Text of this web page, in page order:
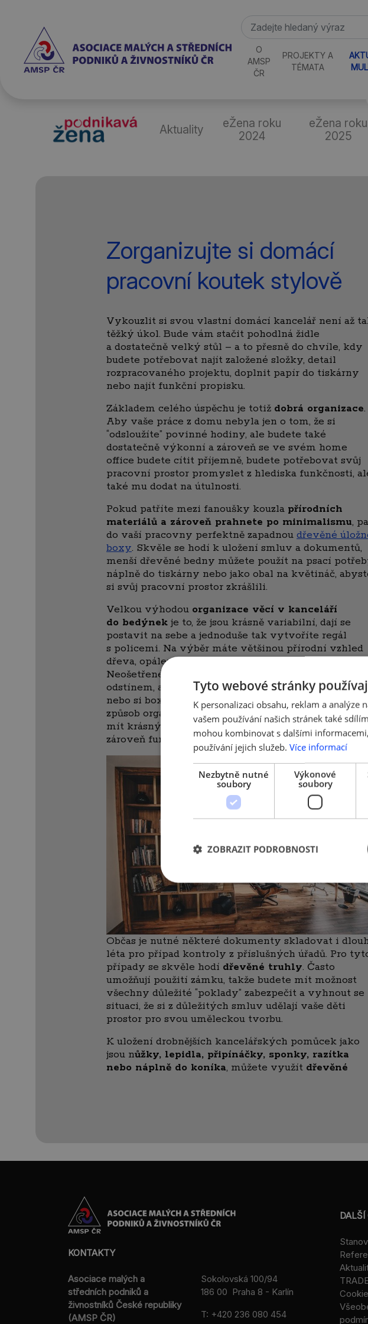
O
AMSP
ČR
PROJEKTY A
TÉMATA
Aktuality
eŽena roku
2024
eŽena roku
2025
Zorganizujte si domácí
pracovní koutek stylově
Vykouzlit si svou vlastní domácí kancelář není až
těžký úkol. Bude vám stačit pohodlná židle
a dostatečně velký stůl – a to přesně do chvíle, kdy
budete potřebovat najít založené složky, detail
rozpracovaného projektu, doplnit papír do tiskárny
nebo najít funkční propisku.
Základem celého úspěchu je totiž dobrá organizace.
Aby vaše práce z domu nebyla jen o tom, že si
“odsloužíte” povinné hodiny, ale budete také
dostatečně výkonní a zároveň se ve svém home
office budete cítit příjemně, budete potřebovat svůj
pracovní prostor promyslet z hlediska funkčnosti,
také mu dodat na útulnosti.
Pokud patříte mezi fanoušky kouzla přírodních
materiálů a zároveň prahnete po minimalismu,
do vaší pracovny perfektně zapadnou dřevěné
boxy. Skvěle se hodí k uložení smluv a dokumentů,
menší dřevěné bedny můžete použít na psací
náplně do tiskárny nebo jako obal na květináč,
si svůj pracovní prostor zkrášlili.
Velkou výhodou organizace věcí v kanceláří
do bedýnek je to, že jsou krásně variabilní, dají se
postavit na sebe a jednoduše tak vytvoříte regál
s policemi. Na výběr máte většinou přírodní vzhled
dřeva, opálený design nebo
Neošetřené dřevo si můžete sami natřít
odstínem, aby ladilo se zbytkem vybavení
nebo si boxy můžete pořídit už s nátěrem. Tento
způsob organizace vám nabízí spoustu možností, jak
mít krásný a stylový pracovní koutek, který bude
zároveň funkční a schováte i případný nepořádek.
Občas je nutné některé dokumenty skladovat i
léta pro případ kontroly z příslušných úřadů. Pro
případy se skvěle hodí dřevěné truhly. Často
umožňují použití zámku, takže budete mít možnost
všechny důležité “poklady” zabezpečit a vyhnout se
situaci, že si z důležitých smluv udělají vaše děti
prostor pro svou uměleckou tvorbu.
K uložení drobnějších kancelářských pomůcek jako
jsou nůžky, lepidla, připínáčky, sponky, razítka
nebo náplně do koníka, můžete využít dřevěné
KONTAKTY
Asociace malých a
středních podniků a
živnostníků České republiky
(AMSP ČR)
Sokolovská 100/94
186 00 Praha 8 - Karlín
T: +420 236 080 454
DALŠÍ
Tyto webové stránky
K personalizaci obsahu, reklam a
vašem používání našich stránek také
mohou kombinovat s dalšími
používání jejich služeb. Více informací
Nezbytně nutné
soubory
Výkonové
soubory
ZOBRAZIT PODROBNOSTI